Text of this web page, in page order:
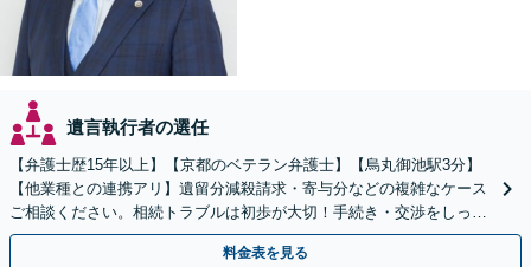
遺言執行者の選任
【弁護士歴15年以上】【京都のベテラン弁護士】【烏丸御池駅3分】
【他業種との連携アリ】遺留分減殺請求・寄与分などの複雑なケース
ご相談ください。相続トラブルは初歩が大切！手続き・交渉をしっか
りとサポートします。【初回面談無料】
料金表を見る